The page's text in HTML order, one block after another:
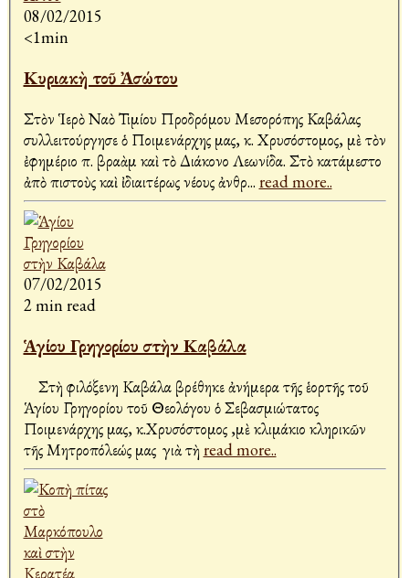
08/02/2015
<1min
Κυριακὴ τοῦ Ἀσώτου
Στὸν Ἱερὸ Ναὸ Τιμίου Προδρόμου Μεσορόπης Καβάλας
συλλειτούργησε ὁ Ποιμενάρχης μας, κ. Χρυσόστομος, μὲ τὸν
ἐφημέριο π. Ἀβραὰμ καὶ τὸ Διάκονο Λεωνίδα. Στὸ κατάμεστο
ἀπὸ πιστοὺς καὶ ἰδιαιτέρως νέους ἀνθρ... read more..
07/02/2015
2 min read
Ἁγίου Γρηγορίου στὴν Καβάλα
Στὴ φιλόξενη Καβάλα βρέθηκε ἀνήμερα τῆς ἑορτῆς τοῦ
Ἁγίου Γρηγορίου τοῦ Θεολόγου ὁ Σεβασμιώτατος
Ποιμενάρχης μας, κ.Χρυσόστομος ,μὲ κλιμάκιο κληρικῶν
τῆς Μητροπόλεώς μας γιὰ τὴ read more..